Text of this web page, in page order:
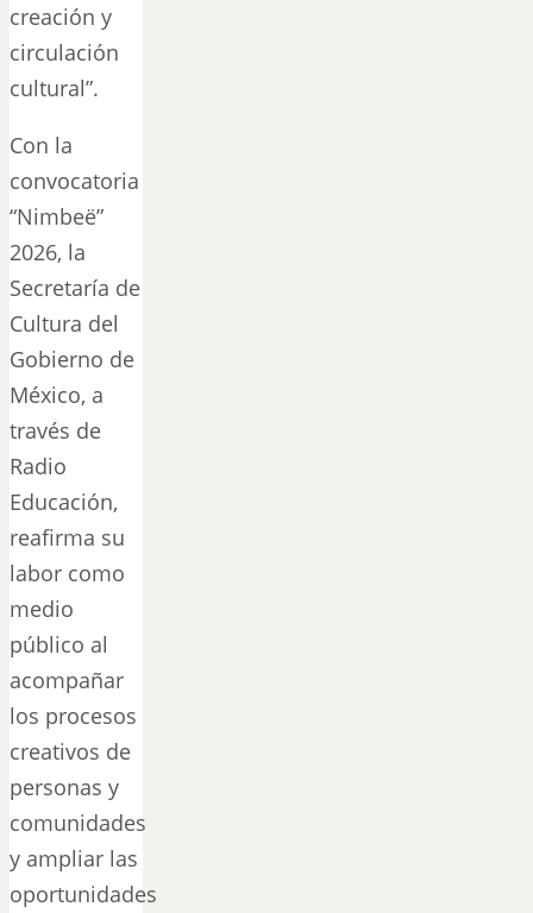
creación y
circulación
cultural”.
Con la
convocatoria
“Nimbeë”
2026, la
Secretaría de
Cultura del
Gobierno de
México, a
través de
Radio
Educación,
reafirma su
labor como
medio
público al
acompañar
los procesos
creativos de
personas y
comunidades
y ampliar las
oportunidades